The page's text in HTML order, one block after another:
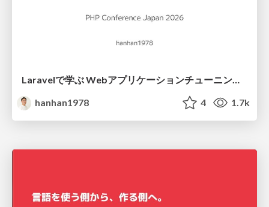
Laravelで学ぶ Webアプリケーションチューニング入門/web_application_tuning_101
hanhan1978
4 1.7k